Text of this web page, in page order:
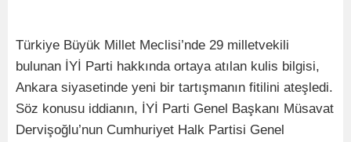
Türkiye Büyük Millet Meclisi’nde 29 milletvekili
bulunan İYİ Parti hakkında ortaya atılan kulis bilgisi,
Ankara siyasetinde yeni bir tartışmanın fitilini ateşledi.
Söz konusu iddianın, İYİ Parti Genel Başkanı Müsavat
Dervişoğlu’nun Cumhuriyet Halk Partisi Genel